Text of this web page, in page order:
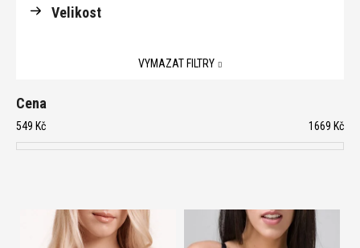
Cena
549 Kč 1669 Kč
Velikost
VYMAZAT FILTRY